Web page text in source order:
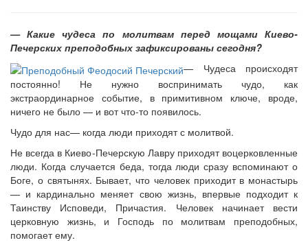
— Какие чудеса по молитвам перед мощами Киево-
Печерских преподобных зафиксированы сегодня?
— Чудеса происходят
постоянно! Не нужно воспринимать чудо, как
экстраординарное событие, в примитивном ключе, вроде,
ничего не было — и вот что-то появилось.
Чудо для нас— когда люди приходят с молитвой.
Не всегда в Киево-Печерскую Лавру приходят воцерковленные
люди. Когда случается беда, тогда люди сразу вспоминают о
Боге, о святынях. Бывает, что человек приходит в монастырь
— и кардинально меняет свою жизнь, впервые подходит к
Таинству Исповеди, Причастия. Человек начинает вести
церковную жизнь, и Господь по молитвам преподобных,
помогает ему.